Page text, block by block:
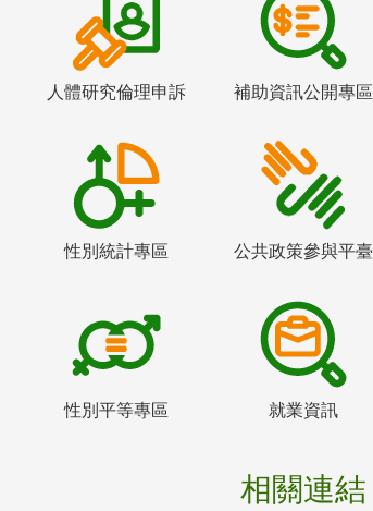
人體研究倫理申訴 補助資訊公開專區
性別統計專區 公共政策參與平臺
性別平等專區 就業資訊
相關連結